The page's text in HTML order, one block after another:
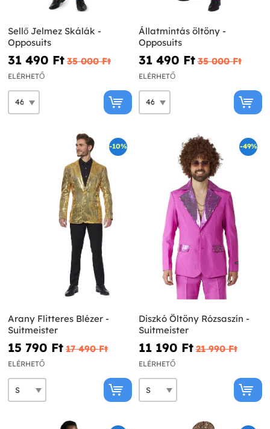
Sellő Jelmez Skálák -
Opposuits
31 490 Ft‎ 35 000 Ft‎
ELÉRHETŐ
Állatmintás öltöny -
Opposuits
31 490 Ft‎ 35 000 Ft‎
ELÉRHETŐ
-10%
Arany Flitteres Blézer -
Suitmeister
15 790 Ft‎ 17 490 Ft‎
ELÉRHETŐ
-49%
Diszkó Öltöny Rózsaszín -
Suitmeister
11 190 Ft‎ 21 990 Ft‎
ELÉRHETŐ